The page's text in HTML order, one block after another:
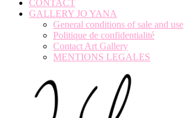
CONTACT
GALLERY JO YANA
General conditions of sale and use
Politique de confidentialité
Contact Art Gallery
MENTIONS LEGALES